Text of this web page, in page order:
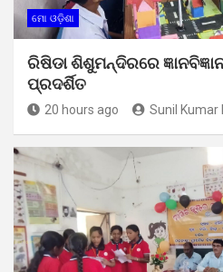
ମୋ ଓଡ଼ିଶା
ରିଷିଡା ଶିଶୁମନ୍ଦିରରେ
ପ୍ରଦର୍ଶିତ
20 hours ago Sunil Kumar